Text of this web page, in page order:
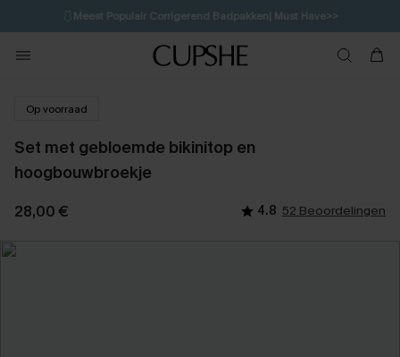
🩱Meest Populair Corrigerend Badpakken| Must Have>>
💌Abonneer je & ontvang tot 15% korting>>
Koop 3, krijg 15% korting | CODE: SW15
Op voorraad
Set met gebloemde bikinitop en
hoogbouwbroekje
28,00 € 4.8 52 Beoordelingen